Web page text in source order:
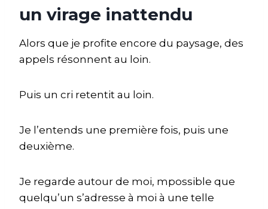
un virage inattendu
Alors que je profite encore du paysage, des
appels résonnent au loin.
Puis un cri retentit au loin.
Je l’entends une première fois, puis une
deuxième.
Je regarde autour de moi, mpossible que
quelqu’un s’adresse à moi à une telle